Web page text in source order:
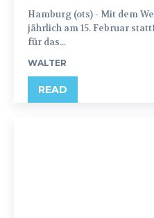
Hamburg (ots) - Mit dem Weltkinderkrebstag, der
jährlich am 15. Februar
für das...
WALTER
READ